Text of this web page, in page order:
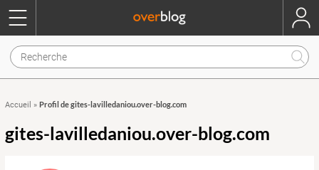
Accueil » Profil de gites-lavilledaniou.over-blog.com
gites-lavilledaniou.over-blog.com